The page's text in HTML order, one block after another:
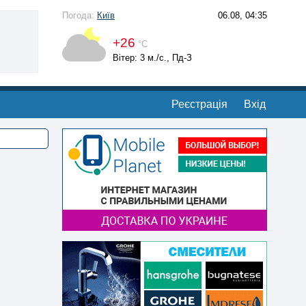
Погода: Київ 06.08, 04:35
+26 °С
Вітер: 3 м./с., Пд-З
Реєстрація Вхід